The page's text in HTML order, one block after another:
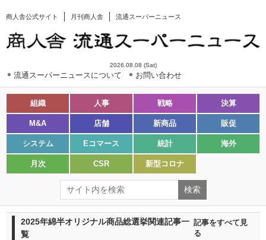
商人舎公式サイト 月刊商人舎 流通スーパーニュース
2026.08.08 (Sat)
流通スーパーニュースについて お問い合わせ
組織 人事 戦略 決算
M&A 店舗 新商品 販促
システム Eコマース 統計 海外
月次 CSR 新型コロナ
2025年綿半オリジナル商品総選挙関連記事一
覧
記事をすべて見
る